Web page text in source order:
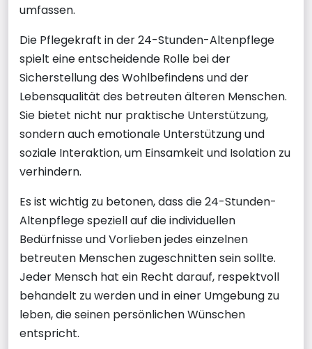
umfassen.
Die Pflegekraft in der 24-Stunden-Altenpflege
spielt eine entscheidende Rolle bei der
Sicherstellung des Wohlbefindens und der
Lebensqualität des betreuten älteren Menschen.
Sie bietet nicht nur praktische Unterstützung,
sondern auch emotionale Unterstützung und
soziale Interaktion, um Einsamkeit und Isolation zu
verhindern.
Es ist wichtig zu betonen, dass die 24-Stunden-
Altenpflege speziell auf die individuellen
Bedürfnisse und Vorlieben jedes einzelnen
betreuten Menschen zugeschnitten sein sollte.
Jeder Mensch hat ein Recht darauf, respektvoll
behandelt zu werden und in einer Umgebung zu
leben, die seinen persönlichen Wünschen
entspricht.